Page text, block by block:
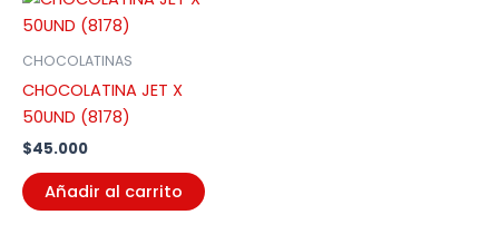
CHOCOLATINAS
CHOCOLATINA JET X
50UND (8178)
$45.000
Añadir al carrito